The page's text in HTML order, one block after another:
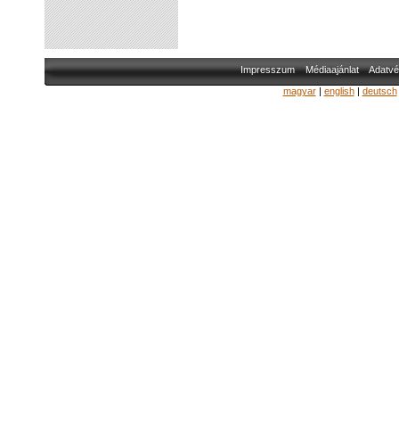
Impresszum Médiaajánlat
magyar| english| deutsch